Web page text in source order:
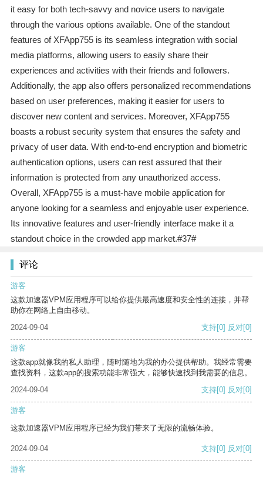
it easy for both tech-savvy and novice users to navigate
through the various options available. One of the standout
features of XFApp755 is its seamless integration with social
media platforms, allowing users to easily share their
experiences and activities with their friends and followers.
Additionally, the app also offers personalized recommendations
based on user preferences, making it easier for users to
discover new content and services. Moreover, XFApp755
boasts a robust security system that ensures the safety and
privacy of user data. With end-to-end encryption and biometric
authentication options, users can rest assured that their
information is protected from any unauthorized access.
Overall, XFApp755 is a must-have mobile application for
anyone looking for a seamless and enjoyable user experience.
Its innovative features and user-friendly interface make it a
standout choice in the crowded app market.#37#
评论
游客
这款加速器VPM应用程序可以给你提供最高速度和安全性的连接，并帮
助你在网络上自由移动。
2024-09-04
支持[0] 反对[0]
游客
这款app就像我的私人助理，随时随地为我的办公提供帮助。我经常需要
查找资料，这款app的搜索功能非常强大，能够快速找到我需要的信息。
2024-09-04
支持[0] 反对[0]
游客
这款加速器VPM应用程序已经为我们带来了无限的流畅体验。
2024-09-04 支持[0] 反对[0]
游客